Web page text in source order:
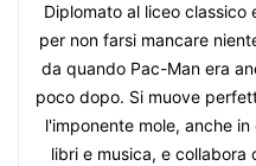
Diplomato al liceo
per non farsi mancare
da quando Pac-Man era
poco dopo. Si muove
l'imponente mole, anche
libri e musica, e